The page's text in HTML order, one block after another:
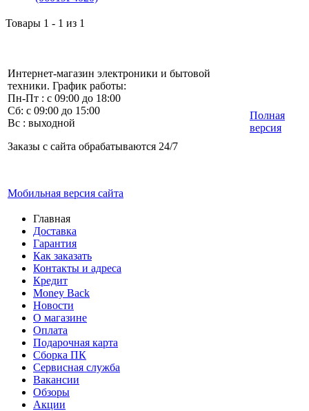
Товары 1 - 1 из 1
Интернет-магазин электроники и бытовой
техники. График работы:
Пн-Пт : с 09:00 до 18:00
Сб: с 09:00 до 15:00
Вс : выходной
Заказы с сайта обрабатываются 24/7
Мобильная версия сайта
Полная
версия
Главная
Доставка
Гарантия
Как заказать
Контакты и адреса
Кредит
Money Back
Новости
О магазине
Оплата
Подарочная карта
Сборка ПК
Сервисная служба
Вакансии
Обзоры
Акции